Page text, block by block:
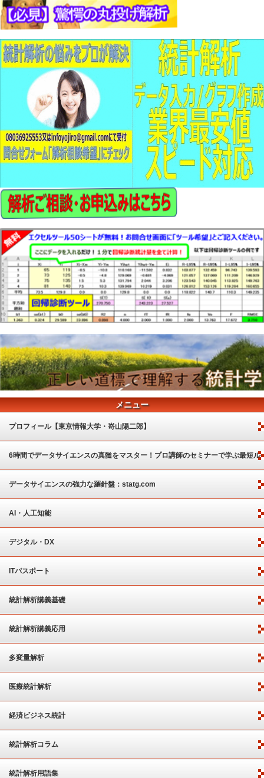
メニュー
プロフィール【東京情報大学・嵜山陽二郎】
6時間でデータサイエンスの真髄をマスター！プロ講師のセミナーで学ぶ最短ル
ート
データサイエンスの強力な羅針盤：statg.com
AI・人工知能
デジタル・DX
ITパスポート
統計解析講義基礎
統計解析講義応用
多変量解析
医療統計解析
経済ビジネス統計
統計解析コラム
統計解析用語集